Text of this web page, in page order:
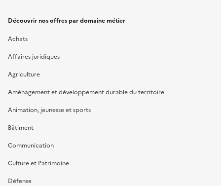
Découvrir nos offres par domaine métier
Achats
Affaires juridiques
Agriculture
Aménagement et développement durable du territoire
Animation, jeunesse et sports
Bâtiment
Communication
Culture et Patrimoine
Défense